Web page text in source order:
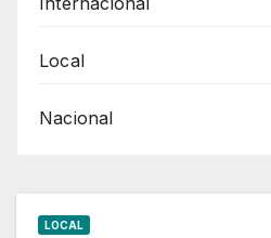
Local
Nacional
LOCAL